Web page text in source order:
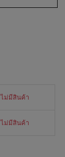
ไม่มีสินค้า
ไม่มีสินค้า